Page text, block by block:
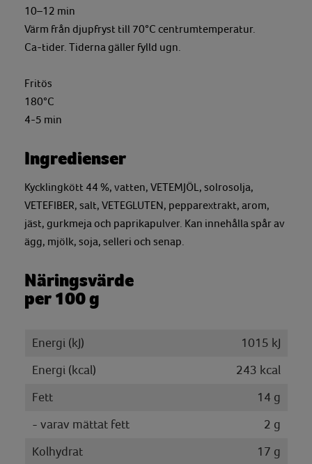
10–12 min
Värm från djupfryst till 70°C centrumtemperatur.
Ca-tider. Tiderna gäller fylld ugn.
Fritös
180°C
4-5 min
Ingredienser
Kycklingkött 44 %, vatten, VETEMJÖL, solrosolja,
VETEFIBER, salt, VETEGLUTEN, pepparextrakt, arom,
jäst, gurkmeja och paprikapulver. Kan innehålla spår av
ägg, mjölk, soja, selleri och senap.
Näringsvärde
per 100 g
Energi (kJ)
1015 kJ
Energi (kcal)
243 kcal
Fett
14 g
- varav mättat fett
2 g
Kolhydrat
17 g